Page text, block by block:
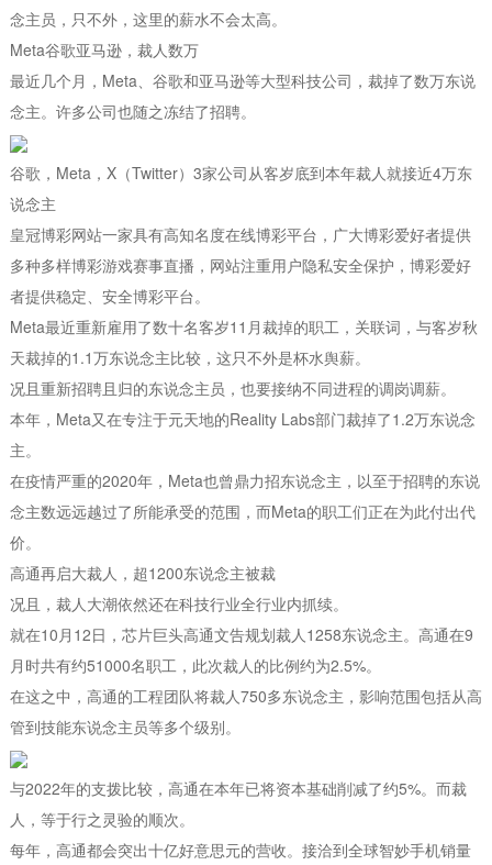
念主员，只不外，这里的薪水不会太高。
Meta谷歌亚马逊，裁人数万
最近几个月，Meta、谷歌和亚马逊等大型科技公司，裁掉了数万东说
念主。许多公司也随之冻结了招聘。
谷歌，Meta，X（Twitter）3家公司从客岁底到本年裁人就接近4万东
说念主
皇冠博彩网站一家具有高知名度在线博彩平台，广大博彩爱好者提供
多种多样博彩游戏赛事直播，网站注重用户隐私安全保护，博彩爱好
者提供稳定、安全博彩平台。
Meta最近重新雇用了数十名客岁11月裁掉的职工，关联词，与客岁秋
天裁掉的1.1万东说念主比较，这只不外是杯水舆薪。
况且重新招聘且归的东说念主员，也要接纳不同进程的调岗调薪。
本年，Meta又在专注于元天地的Reality Labs部门裁掉了1.2万东说念
主。
在疫情严重的2020年，Meta也曾鼎力招东说念主，以至于招聘的东说
念主数远远越过了所能承受的范围，而Meta的职工们正在为此付出代
价。
高通再启大裁人，超1200东说念主被裁
况且，裁人大潮依然还在科技行业全行业内抓续。
就在10月12日，芯片巨头高通文告规划裁人1258东说念主。高通在9
月时共有约51000名职工，此次裁人的比例约为2.5%。
在这之中，高通的工程团队将裁人750多东说念主，影响范围包括从高
管到技能东说念主员等多个级别。
与2022年的支拨比较，高通在本年已将资本基础削减了约5%。而裁
人，等于行之灵验的顺次。
每年，高通都会突出十亿好意思元的营收。接洽到全球智妙手机销量